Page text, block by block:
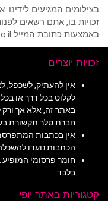
בצילומים המגיעים
זכויות בו, אתם רשאים
באמצעות כתובת המייל taler@taler.co.il
זכויות יוצרים
אין להעתיק, לשכפל,
לקלוט בכל דרך או
באתר זה, אלא אך
חברת טלר תקשורת
אין בכתבות
הכתבות נועדו
חומר פרסומי
בלבד.
קטגוריות באתר יופי